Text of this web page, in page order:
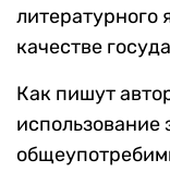
литературного
качестве
Как пишут
использование